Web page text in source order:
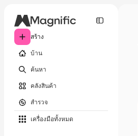
สร้าง
บ้าน
ค้นหา
คลังสินค้า
สำรวจ
เครื่องมือทั้งหมด